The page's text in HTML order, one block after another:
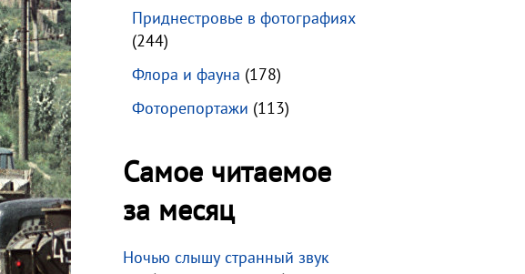
Приднестровье в фотографиях
(244)
Флора и фауна (178)
Фоторепортажи (113)
Самое читаемое
за месяц
Ночью слышу странный звук